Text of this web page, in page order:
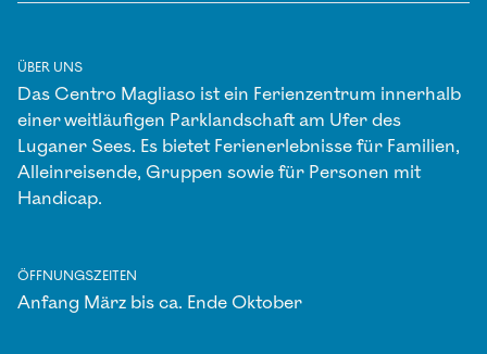
ÜBER UNS
Das Centro Magliaso ist ein Ferienzentrum innerhalb
einer weitläufigen Parklandschaft am Ufer des
Luganer Sees. Es bietet Ferienerlebnisse für Familien,
Alleinreisende, Gruppen sowie für Personen mit
Handicap.
ÖFFNUNGSZEITEN
Anfang März bis ca. Ende Oktober